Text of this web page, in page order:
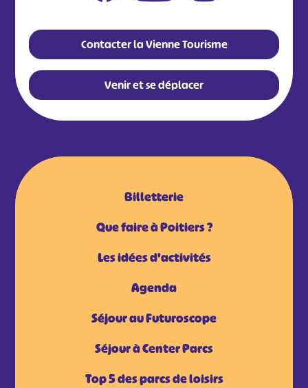
Contacter la Vienne Tourisme
Venir et se déplacer
Billetterie
Que faire à Poitiers ?
Les idées d'activités
Agenda
Séjour au Futuroscope
Séjour à Center Parcs
Top 5 des parcs de loisirs